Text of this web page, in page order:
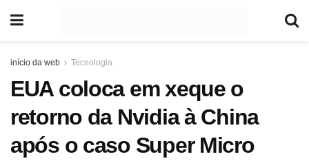
início da web Tecnologia
EUA coloca em xeque o
retorno da Nvidia à China
após o caso Super Micro